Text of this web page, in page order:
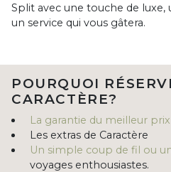
Split avec une touche de
un service qui vous gâtera.
POURQUOI
CARACTÈRE?
La garantie du meilleur prix
Les extras de Caractère
Un simple coup de fil ou
voyages enthousiastes.